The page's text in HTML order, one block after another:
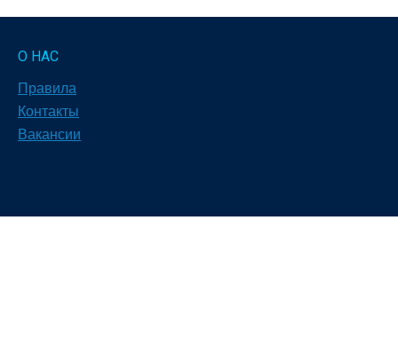
О НАС
Правила
Контакты
Вакансии